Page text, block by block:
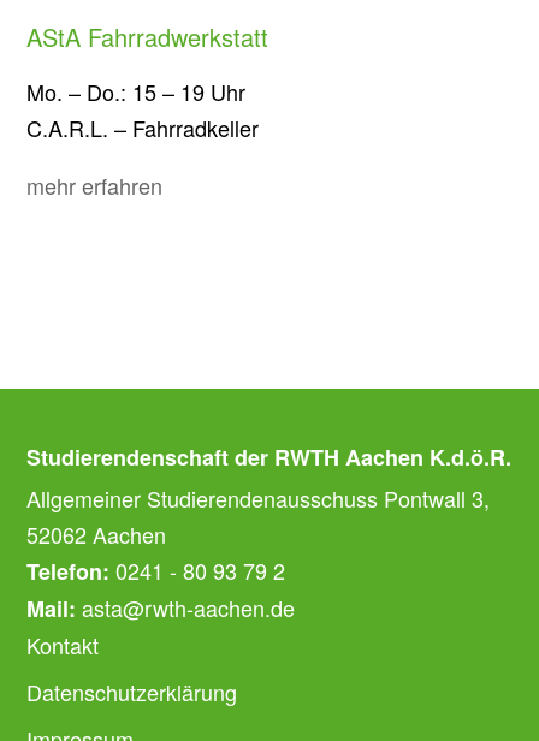
AStA Fahrradwerkstatt
Mo. – Do.: 15 – 19 Uhr
C.A.R.L. – Fahrradkeller
mehr erfahren
Studierendenschaft der RWTH Aachen K.d.ö.R.
Allgemeiner Studierendenausschuss Pontwall 3,
52062 Aachen
Telefon: 0241 - 80 93 79 2
Mail: asta@rwth-aachen.de
Kontakt
Datenschutzerklärung